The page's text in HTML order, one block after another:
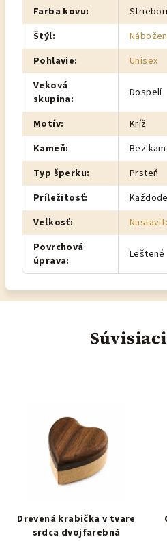
Farba kovu:
Štýl:
Pohlavie:
Unisex
Veková
skupina: Dospelí
Motív:
Kríž
Kameň:
Bez
Typ šperku:
Prsteň
Príležitosť:
Veľkosť:
Povrchová
úprava: Leštené
Drevená krabička v tvare
srdca dvojfarebná